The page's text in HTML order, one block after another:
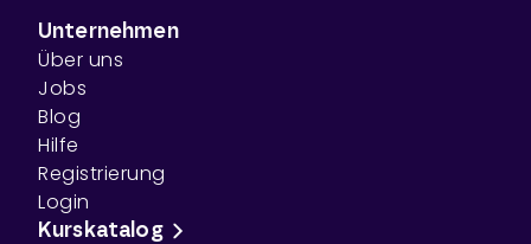
Unternehmen
Über uns
Jobs
Blog
Hilfe
Registrierung
Login
Kurskatalog